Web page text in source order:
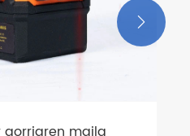
gorriaren maila
